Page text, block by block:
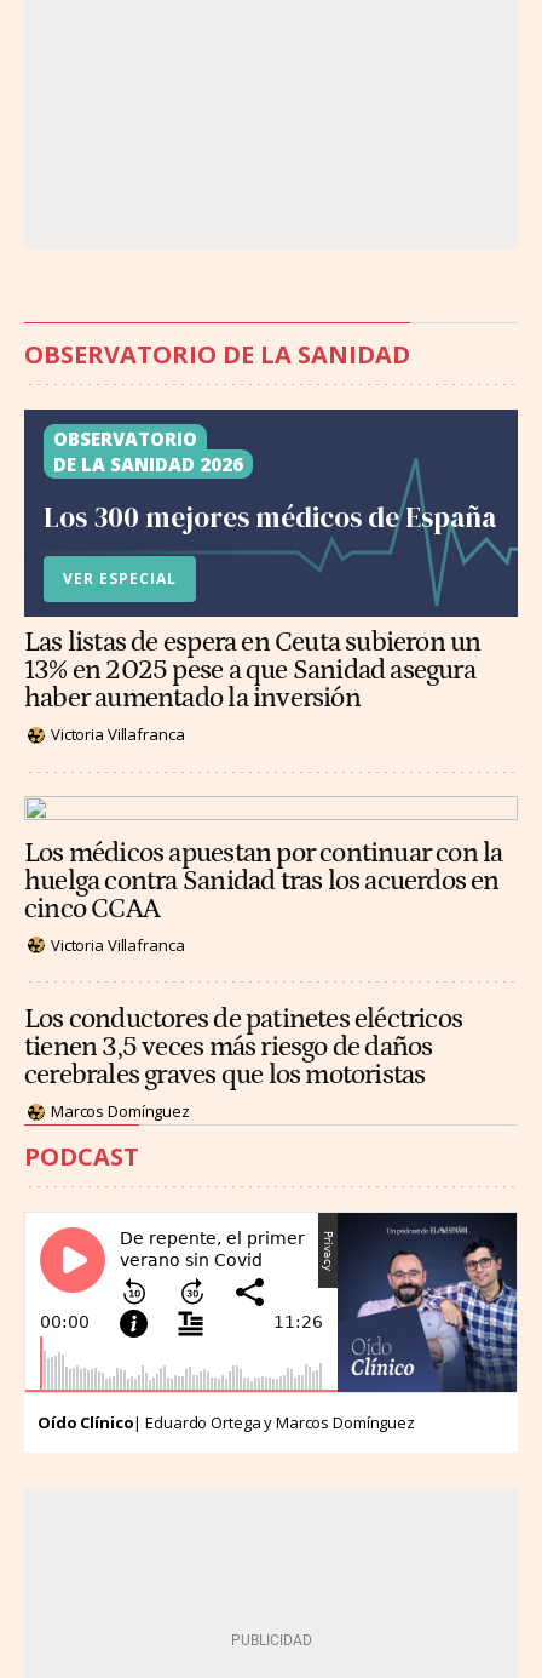
OBSERVATORIO DE LA SANIDAD
OBSERVATORIO
DE LA SANIDAD 2026
Los 300 mejores médicos de España
VER ESPECIAL
Las listas de espera en Ceuta subieron un
13% en 2025 pese a que Sanidad asegura
haber aumentado la inversión
Victoria Villafranca
Los médicos apuestan por continuar con la
huelga contra Sanidad tras los acuerdos en
cinco CCAA
Victoria Villafranca
Los conductores de patinetes eléctricos
tienen 3,5 veces más riesgo de daños
cerebrales graves que los motoristas
Marcos Domínguez
PODCAST
Oído Clínico| Eduardo Ortega y Marcos Domínguez